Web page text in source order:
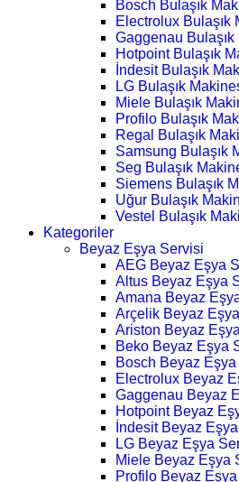
Bosch Bulaşık
Electrolux Bulaşık
Gaggenau
Hotpoint Bulaşık
İndesit Bulaşık
LG Bulaşık
Miele Bulaşık
Profilo Bulaşık
Regal Bulaşık
Samsung Bulaşık
Seg Bulaşık
Siemens Bulaşık
Uğur Bulaşık
Vestel Bulaşık
Kategoriler
Beyaz Eşya Servisi
AEG Beyaz Eşya
Altus Beyaz Eşya
Amana Beyaz
Arçelik Beyaz
Ariston Beyaz
Beko Beyaz Eşya
Bosch Beyaz
Electrolux Beyaz
Gaggenau Beyaz
Hotpoint Beyaz
İndesit Beyaz
LG Beyaz Eşya
Miele Beyaz Eşya
Profilo Beyaz